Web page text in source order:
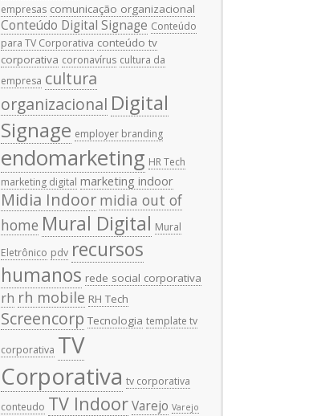
empresas comunicação organizacional
Conteúdo Digital Signage Conteúdo
para TV Corporativa conteúdo tv
corporativa coronavírus cultura da
empresa cultura
organizacional Digital
Signage employer branding
endomarketing HR Tech
marketing digital marketing indoor
Midia Indoor midia out of
home Mural Digital Mural
Eletrônico pdv recursos
humanos rede social corporativa
rh rh mobile RH Tech
Screencorp Tecnologia template tv
corporativa TV
Corporativa tv corporativa
conteudo TV IndoorVarejo Varejo